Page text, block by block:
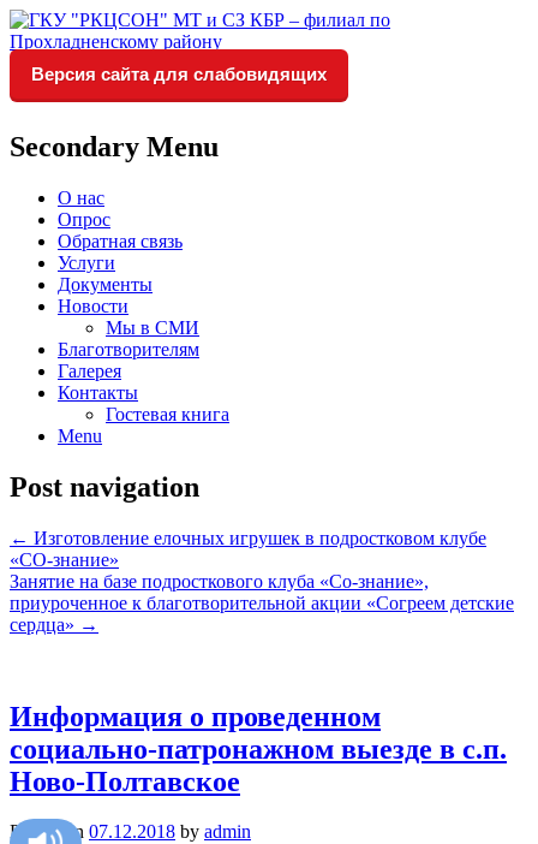
ГКУ "РКЦСОН" МТ и СЗ
КБР – филиал по
Прохладненскому району
Социальное обслуживание в
Версия сайта для слабовидящих
Secondary Menu
О нас
Опрос
Обратная связь
Услуги
Документы
Новости
Мы в СМИ
Благотворителям
Галерея
Контакты
Гостевая книга
Menu
Post navigation
← Изготовление елочных игрушек в подростковом клубе
«СО-знание»
Занятие на базе подросткового клуба «Со-знание»,
приуроченное к благотворительной акции «Согреем детские
сердца» →
Информация о проведенном
социально-патронажном выезде в с.п.
Ново-Полтавское
Posted on 07.12.2018 by admin